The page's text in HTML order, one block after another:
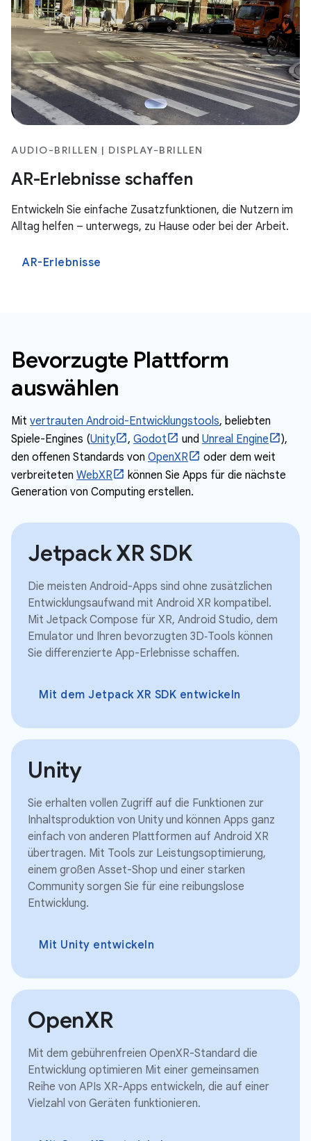
AUDIO-BRILLEN | DISPLAY-BRILLEN
AR-Erlebnisse schaffen
Entwickeln Sie einfache Zusatzfunktionen, die Nutzern im
Alltag helfen – unterwegs, zu Hause oder bei der Arbeit.
AR-Erlebnisse
Bevorzugte Plattform
auswählen
Mit vertrauten Android-Entwicklungstools, beliebten
Spiele-Engines (Unity , Godot und Unreal Engine
),
den offenen Standards von OpenXR
oder dem weit
verbreiteten WebXR
können Sie Apps für die nächste
Generation von Computing erstellen.
Jetpack XR SDK
Die meisten Android-Apps sind ohne zusätzlichen
Entwicklungsaufwand mit Android XR kompatibel.
Mit Jetpack Compose für XR, Android Studio, dem
Emulator und Ihren bevorzugten 3D‑Tools können
Sie differenzierte App-Erlebnisse schaffen.
Mit dem Jetpack XR SDK entwickeln
Unity
Sie erhalten vollen Zugriff auf die Funktionen zur
Inhaltsproduktion von Unity und können Apps ganz
einfach von anderen Plattformen auf Android XR
übertragen. Mit Tools zur Leistungsoptimierung,
einem großen Asset-Shop und einer starken
Community sorgen Sie für eine reibungslose
Entwicklung.
Mit Unity entwickeln
OpenXR
Mit dem gebührenfreien OpenXR-Standard die
Entwicklung optimieren Mit einer gemeinsamen
Reihe von APIs XR-Apps entwickeln, die auf einer
Vielzahl von Geräten funktionieren.